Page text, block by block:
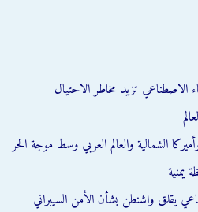
الاصطناعي تزيد مخاطر الاحتيال
الشمالية والعالم العربي وسط موجة الحر
يمنية
يقلق واشنطن بشأن الأمن السيبراني